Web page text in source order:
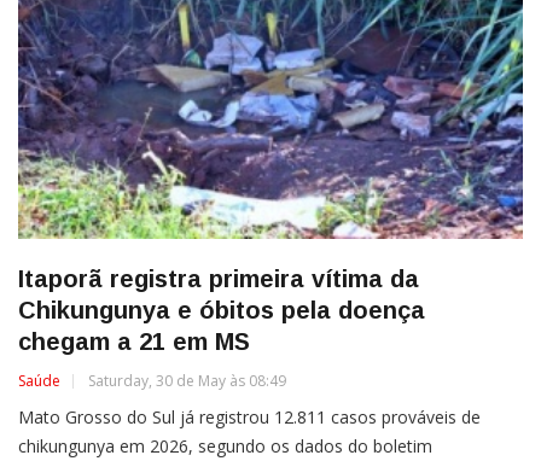
Itaporã registra primeira vítima da
Chikungunya e óbitos pela doença
chegam a 21 em MS
Saúde Saturday, 30 de May às 08:49
Mato Grosso do Sul já registrou 12.811 casos prováveis de
chikungunya em 2026, segundo os dados do boletim